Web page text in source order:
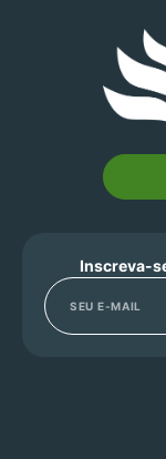
Inscreva-